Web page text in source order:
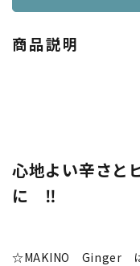
商品説明
心地よい辛さと
に ‼
☆MAKINO Ginger は